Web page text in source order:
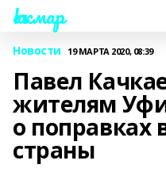
Һаҡмар
Новости 19 МАРТА 2020, 08:39
Павел
жителям
о поправках
страны